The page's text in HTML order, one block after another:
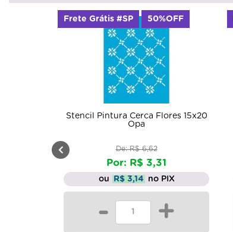
Stencil Pintura Cerca Flores 15x20
Opa
De: R$ 6,62
Por: R$ 3,31
ou R$ 3,14 no PIX
- +
Frete Grátis #SP 50%OFF